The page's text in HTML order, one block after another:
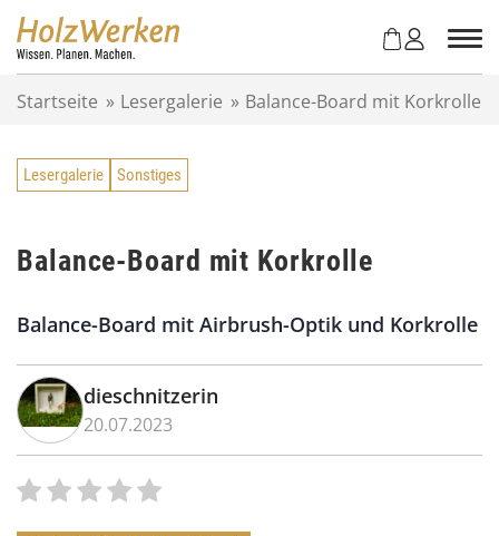
Startseite » Lesergalerie » Balance-Board mit Korkrolle
Lesergalerie Sonstiges
Balance-Board mit Korkrolle
Balance-Board mit Airbrush-Optik und Korkrolle
dieschnitzerin
20.07.2023